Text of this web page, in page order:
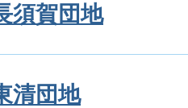
須賀団地
清団地